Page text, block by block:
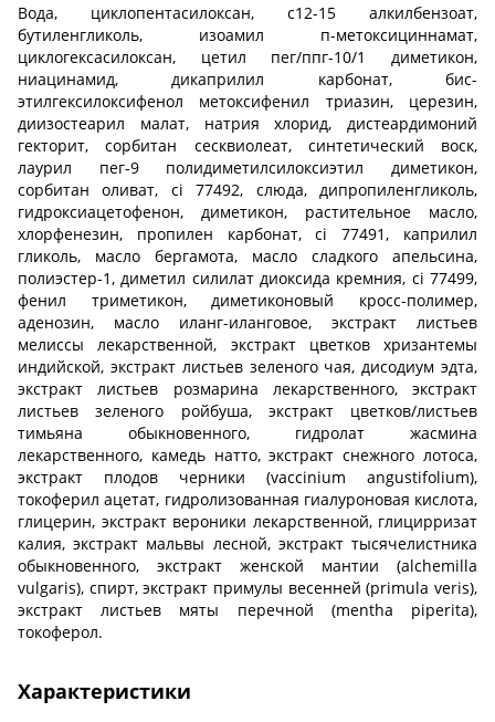
Вода, циклопентасилоксан, c12-15 алкилбензоат,
бутиленгликоль, изоамил п-метоксициннамат,
циклогексасилоксан, цетил пег/ппг-10/1 диметикон,
ниацинамид, дикаприлил карбонат, бис-
этилгексилоксифенол метоксифенил триазин, церезин,
диизостеарил малат, натрия хлорид, дистеардимоний
гекторит, сорбитан сесквиолеат, синтетический воск,
лаурил пег-9 полидиметилсилоксиэтил диметикон,
сорбитан оливат, ci 77492, слюда, дипропиленгликоль,
гидроксиацетофенон, диметикон, растительное масло,
хлорфенезин, пропилен карбонат, ci 77491, каприлил
гликоль, масло бергамота, масло сладкого апельсина,
полиэстер-1, диметил силилат диоксида кремния, ci 77499,
фенил триметикон, диметиконовый кросс-полимер,
аденозин, масло иланг-иланговое, экстракт листьев
мелиссы лекарственной, экстракт цветков хризантемы
индийской, экстракт листьев зеленого чая, дисодиум эдта,
экстракт листьев розмарина лекарственного, экстракт
листьев зеленого ройбуша, экстракт цветков/листьев
тимьяна обыкновенного, гидролат жасмина
лекарственного, камедь натто, экстракт снежного лотоса,
экстракт плодов черники (vaccinium angustifolium),
токоферил ацетат, гидролизованная гиалуроновая кислота,
глицерин, экстракт вероники лекарственной, глицирризат
калия, экстракт мальвы лесной, экстракт тысячелистника
обыкновенного, экстракт женской мантии (alchemilla
vulgaris), спирт, экстракт примулы весенней (primula veris),
экстракт листьев мяты перечной (mentha piperita),
токоферол.
Характеристики